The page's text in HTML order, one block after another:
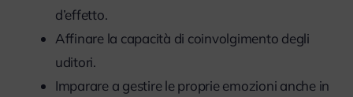
d’effetto.
Affinare la capacità di coinvolgimento degli
uditori.
Imparare a gestire le proprie emozioni anche in